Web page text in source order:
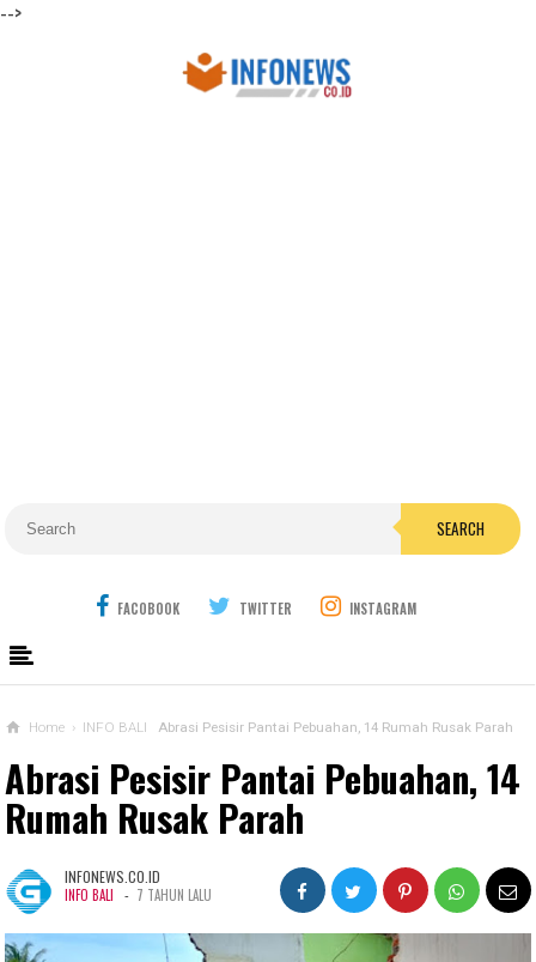
-->
SEARCH
FACOBOOK TWITTER INSTAGRAM
Home › INFO BALI Abrasi Pesisir Pantai Pebuahan, 14 Rumah Rusak Parah
Abrasi Pesisir Pantai Pebuahan, 14
Rumah Rusak Parah
INFONEWS.CO.ID
INFO BALI - 7 TAHUN LALU